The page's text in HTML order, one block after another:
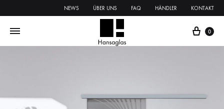
NEWS ÜBER UNS FAQ HÄNDLER KONTAKT
0